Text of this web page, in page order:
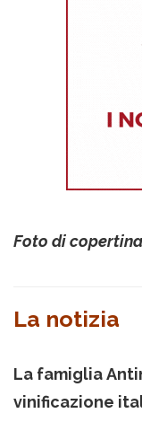
Foto di
La notizia
La famiglia
vinificazione